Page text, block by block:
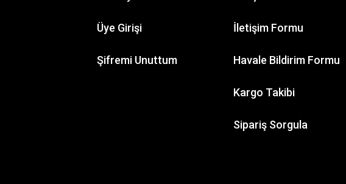
Kill Team: Celestian Insidiants
GAMES
Space Wolves:
Üye Girişi
Şifremi Unuttum
İletişim Formu
Havale Bildirim Formu
Kargo Takibi
Sipariş Sorgula